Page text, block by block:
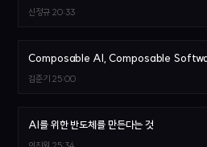
신정규 20:33
Composable AI, Composable
김준기 25:00
AI를 위한 반도체를 만든다는 것